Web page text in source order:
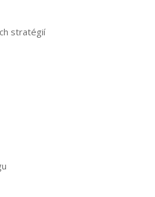
stratégií